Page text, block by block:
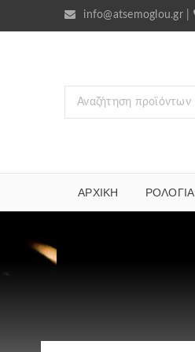
info@atsemoglou.gr|
ΑΡΧΙΚΗ ΡΟΛΟΓΙΑ